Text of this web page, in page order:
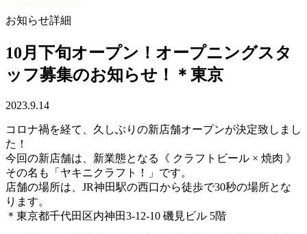
お知らせ詳細
10月下旬オープン！オープニングスタ
ッフ募集のお知らせ！＊東京
2023.9.14
コロナ禍を経て、久しぶりの新店舗オープンが決定致しまし
た！
今回の新店舗は、新業態となる《 クラフトビール × 焼肉 》
その名も「ヤキニクラフト！」です。
店舗の場所は、JR神田駅の西口から徒歩で30秒の場所とな
ります。
＊東京都千代田区内神田3-12-10 磯見ビル 5階